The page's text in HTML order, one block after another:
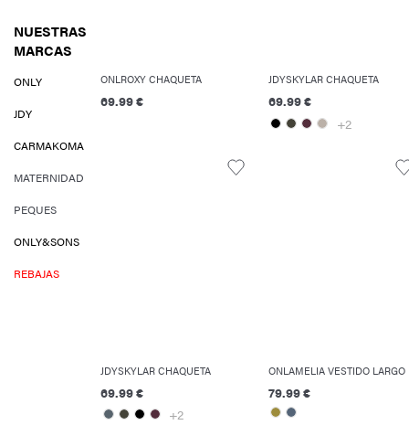
NUESTRAS
MARCAS
ONLY
JDY
CARMAKOMA
MATERNIDAD
PEQUES
ONLY&SONS
REBAJAS
ONLROXY CHAQUETA
69.99 €
JDYSKYLAR CHAQUETA
69.99 €
+2
JDYSKYLAR CHAQUETA
69.99 €
+2
ONLAMELIA VESTIDO LARGO
79.99 €